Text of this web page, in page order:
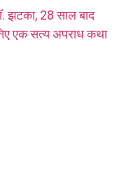
झटका, 28 साल बाद
एक सत्य अपराध कथा